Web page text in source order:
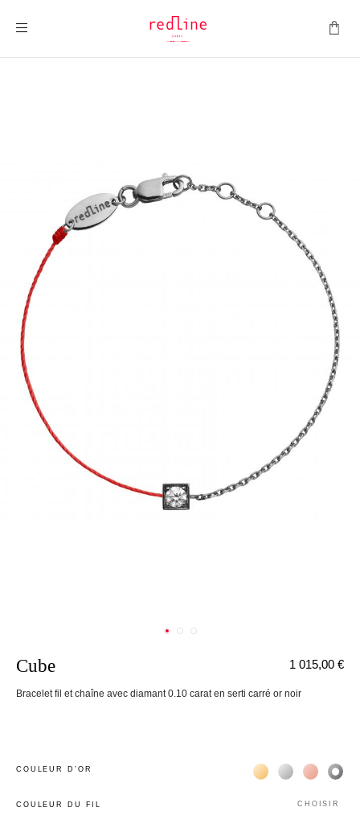
Cube
Bracelet fil et chaîne avec diamant 0.10 carat en serti carré or noir
1 015,00 €
COULEUR D’OR Жёлтое золото 18К
Белое золото
Розовое
COULEUR DU FIL CHOISIR